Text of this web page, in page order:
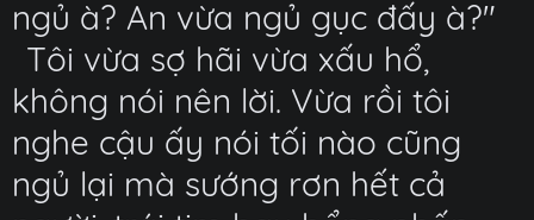
ngủ à? An vừa ngủ gục đấy à?"
Tôi vừa sợ hãi vừa xấu hổ,
không nói nên lời. Vừa rồi tôi
nghe cậu ấy nói tối nào cũng
ngủ lại mà sướng rơn hết cả